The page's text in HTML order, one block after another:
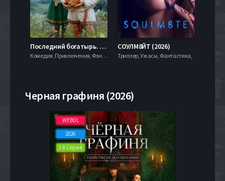
Последний богатырь. Колобок (2026)
Комедия, Приключения, Фэнтези,
СОУЛМ8ЙТ (2026)
Триллер, Ужасы, Фантастика,
Черная графиня (2026)
WEBDL
2026
1-8 Серия